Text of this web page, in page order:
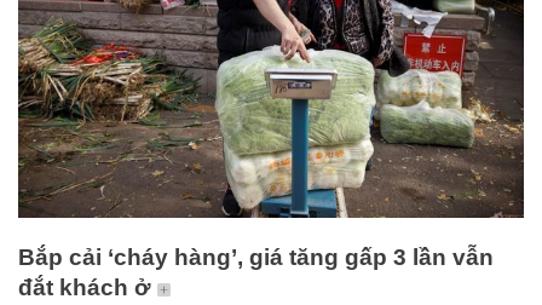
Bắp cải ‘cháy hàng’, giá tăng gấp 3 lần vẫn
đắt khách ở